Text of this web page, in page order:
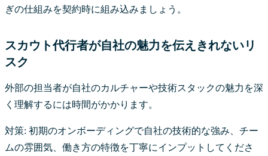
ぎの仕組みを契約時に組み込みましょう。
スカウト代行者が自社の魅力を伝えきれないリ
スク
外部の担当者が自社のカルチャーや技術スタックの魅力を深
く理解するには時間がかかります。
対策: 初期のオンボーディングで自社の技術的な強み、チー
ムの雰囲気、働き方の特徴を丁寧にインプットしてくださ